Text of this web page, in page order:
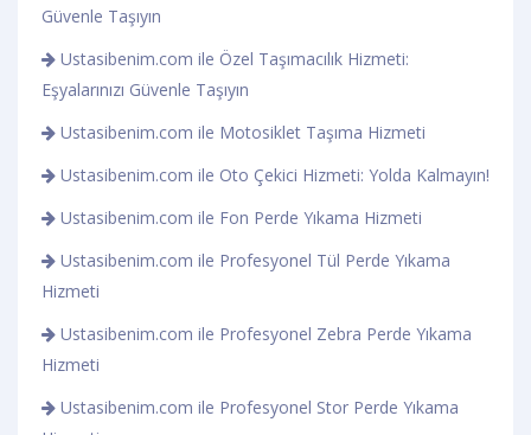
Güvenle Taşıyın
Ustasibenim.com ile Özel Taşımacılık Hizmeti:
Eşyalarınızı Güvenle Taşıyın
Ustasibenim.com ile Motosiklet Taşıma Hizmeti
Ustasibenim.com ile Oto Çekici Hizmeti: Yolda Kalmayın!
Ustasibenim.com ile Fon Perde Yıkama Hizmeti
Ustasibenim.com ile Profesyonel Tül Perde Yıkama
Hizmeti
Ustasibenim.com ile Profesyonel Zebra Perde Yıkama
Hizmeti
Ustasibenim.com ile Profesyonel Stor Perde Yıkama